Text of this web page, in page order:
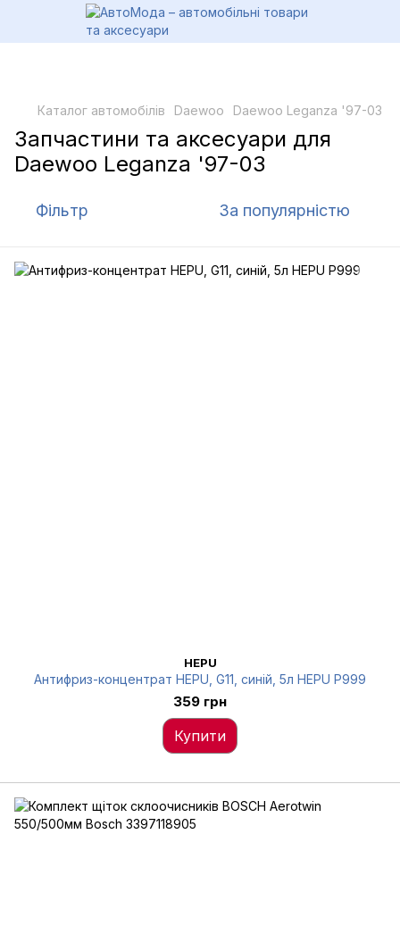
Каталог автомобілів Daewoo Daewoo Leganza '97-03
Запчастини та аксесуари для
Daewoo Leganza '97-03
Фільтр За популярністю
HEPU
Антифриз-концентрат HEPU, G11, синій, 5л HEPU P999
359 грн
Купити